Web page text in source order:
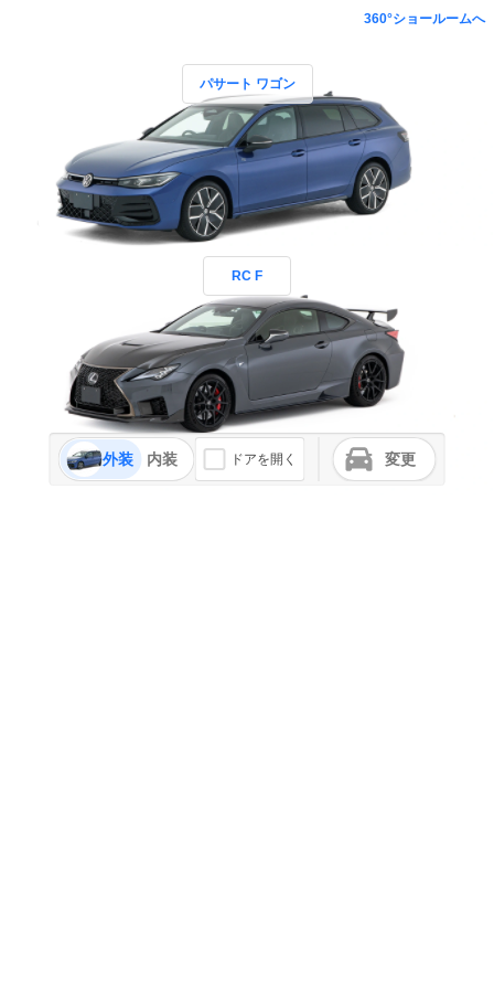
360°ショールームへ
パサート ワゴン
RC F
外装 内装 ドアを開く 変更